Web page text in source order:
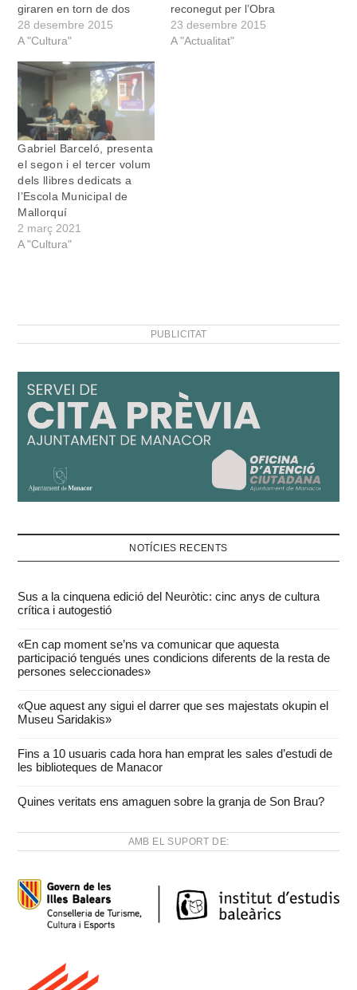
giraren en torn de dos
eixos fonamentals: l'any
Llull, que encetam aquesta
Climent Garau, que va ser
president de la institució
en els anys setanta i que
fou…
28 desembre 2015
A "Cultura"
reconegut per l’Obra
Cultural Balear a la Nit de
la Cultura amb el Premi
23 desembre 2015
A "Actualitat"
Gabriel Barceló, presenta
el segon i el tercer volum
dels llibres dedicats a
l’Escola Municipal de
Mallorquí
2 març 2021
A "Cultura"
PUBLICITAT
NOTÍCIES RECENTS
Sus a la cinquena edició del Neuròtic: cinc anys de cultura
crítica i autogestió
«En cap moment se’ns va comunicar que aquesta
participació tengués unes condicions diferents de la resta de
persones seleccionades»
«Que aquest any sigui el darrer que ses majestats okupin el
Museu Saridakis»
Fins a 10 usuaris cada hora han emprat les sales d’estudi de
les biblioteques de Manacor
Quines veritats ens amaguen sobre la granja de Son Brau?
AMB EL SUPORT DE: